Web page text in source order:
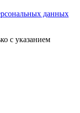
данных
с указанием